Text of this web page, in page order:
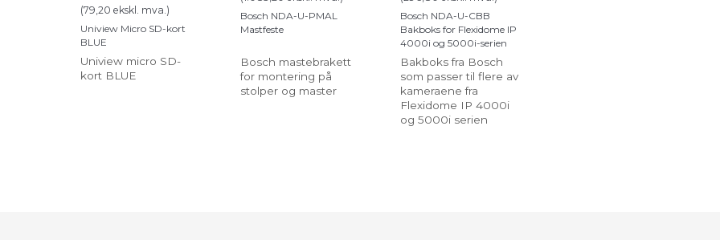
(79,20 ekskl. mva.)
Uniview Micro SD-kort
BLUE
Uniview micro SD-
kort BLUE
Bosch NDA-U-PMAL
Mastfeste
Bosch mastebrakett
for montering på
stolper og master
Bosch NDA-U-CBB
Bakboks for Flexidome IP
4000i og 5000i-serien
Bakboks fra Bosch
som passer til flere av
kameraene fra
Flexidome IP 4000i
og 5000i serien